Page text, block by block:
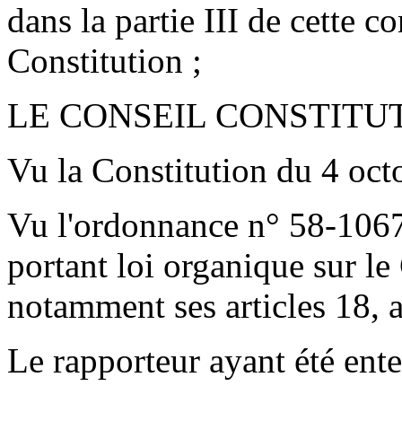
dans la partie III de cette
Constitution ;
LE CONSEIL
Vu la Constitution du 4
Vu l'ordonnance n° 58-
portant loi organique sur
notamment ses articles 18,
Le rapporteur ayant été